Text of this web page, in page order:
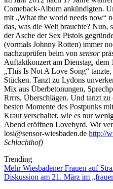
Comeback-Album ankündigten.
mit „What the world needs now“
das, was die Welt brauchte? Nun,
der Asche der Sex Pistols
(vormals Johnny Rotten) immer
nachzuprüfen beim von sensor
Auftaktkonzert am Dienstag,
„This Is Not A Love Song“
Stücken. Tanzt zu Lydons
Mix aus Überbetonungen,
Rrrrs, Überschlägen. Und tanzt
besten Momente des Postpunks
Kraut verschaltet, wie es nur
Abend eröffnen Lovebyrd. Wir
losi@sensor-wiesbaden.de http://
Schlachthof)
Trending
Mehr Wiesbadener Frauen auf
Diskussion am 21. März im